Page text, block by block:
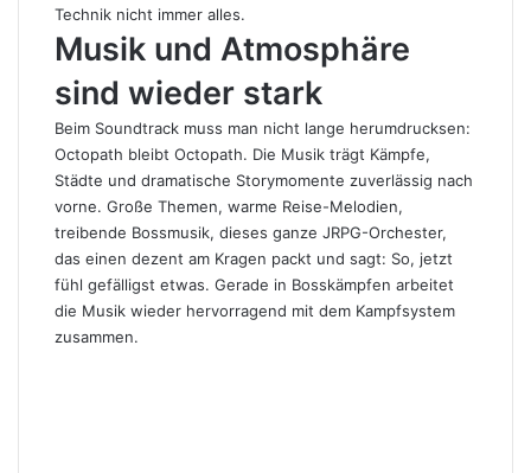
Technik nicht immer alles.
Musik und Atmosphäre
sind wieder stark
Beim Soundtrack muss man nicht lange herumdrucksen:
Octopath bleibt Octopath. Die Musik trägt Kämpfe,
Städte und dramatische Storymomente zuverlässig nach
vorne. Große Themen, warme Reise-Melodien,
treibende Bossmusik, dieses ganze JRPG-Orchester,
das einen dezent am Kragen packt und sagt: So, jetzt
fühl gefälligst etwas. Gerade in Bosskämpfen arbeitet
die Musik wieder hervorragend mit dem Kampfsystem
zusammen.